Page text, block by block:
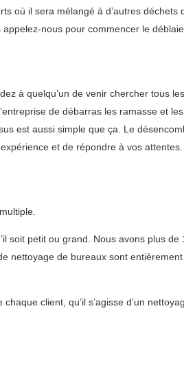
il sera mélangé à d’autres
nous pour commencer le
à quelqu’un de venir chercher tous
de débarras les ramasse et
est aussi simple que ça. Le
et de répondre à vos attentes.
petit ou grand. Nous avons plus
de bureaux sont
client, qu’il s’agisse d’un